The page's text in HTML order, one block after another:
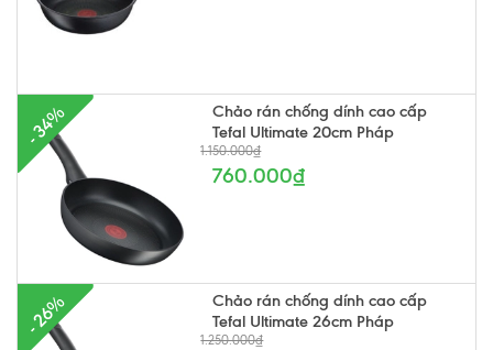
- 34%
Chảo rán chống dính cao cấp
Tefal Ultimate 20cm Pháp
1.150.000₫
760.000₫
- 26%
Chảo rán chống dính cao cấp
Tefal Ultimate 26cm Pháp
1.250.000₫